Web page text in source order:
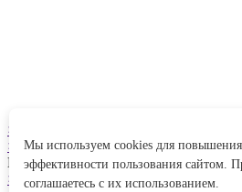
×
×
Выберите ваш город
×
Мы используем cookies для повышения
эффективности пользования сайтом.
соглашаетесь с их использованием.